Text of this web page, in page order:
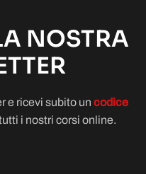
NOSTRA
e ricevi subito un codice
i nostri corsi online.